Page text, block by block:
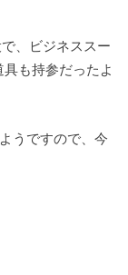
、ビジネススー
も持参だったよ
うですので、今